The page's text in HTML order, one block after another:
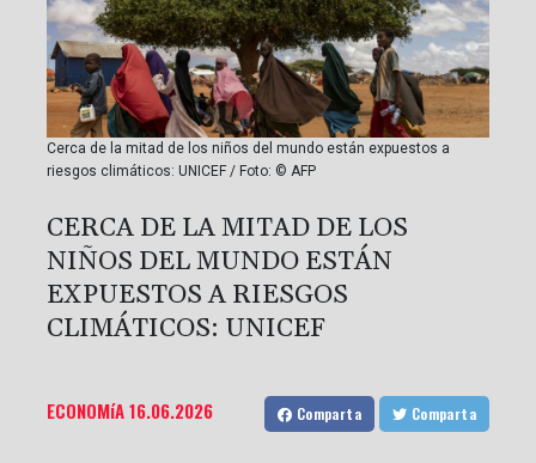
Cerca de la mitad de los niños del mundo están expuestos a
riesgos climáticos: UNICEF / Foto: © AFP
CERCA DE LA MITAD DE LOS
NIÑOS DEL MUNDO ESTÁN
EXPUESTOS A RIESGOS
CLIMÁTICOS: UNICEF
ECONOMíA16.06.2026 Comparta Comparta